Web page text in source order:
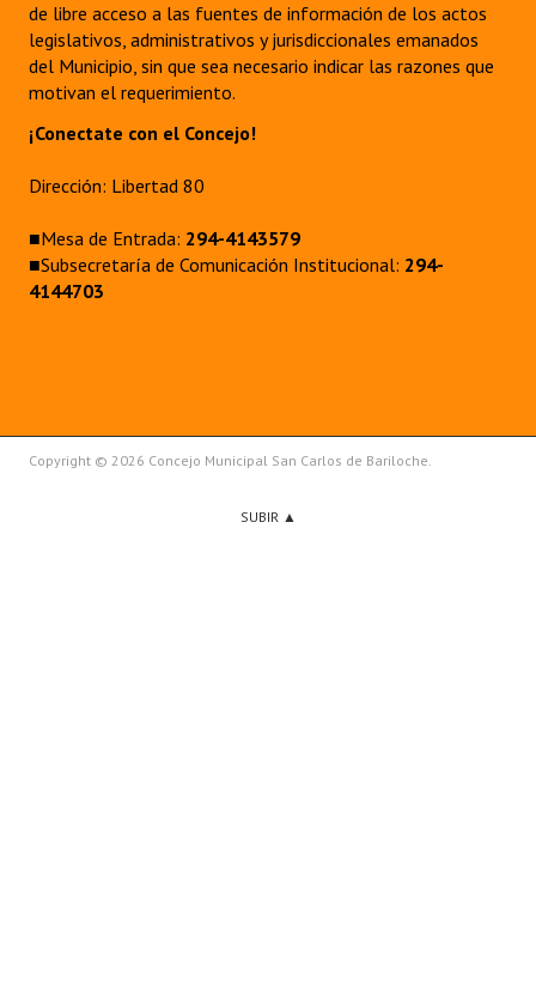
de libre acceso a las fuentes de información de los actos
legislativos, administrativos y jurisdiccionales emanados
del Municipio, sin que sea necesario indicar las razones que
motivan el requerimiento.
¡Conectate con el Concejo!
Dirección: Libertad 80
■Mesa de Entrada: 294-4143579
■Subsecretaría de Comunicación Institucional: 294-
4144703
Copyright © 2026 Concejo Municipal San Carlos de Bariloche.
SUBIR ▲